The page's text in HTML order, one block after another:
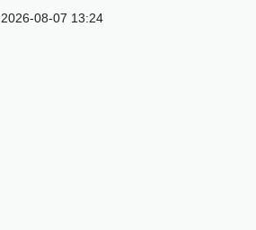
2026-08-07 13:24